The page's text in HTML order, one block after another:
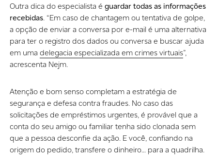
Outra dica do especialista é guardar todas as informações
recebidas. “Em caso de chantagem ou tentativa de golpe,
a opção de enviar a conversa por e-mail é uma alternativa
para ter o registro dos dados ou conversa e buscar ajuda
em uma delegacia especializada em crimes virtuais”,
acrescenta Nejm.
Atenção e bom senso completam a estratégia de
segurança e defesa contra fraudes. No caso das
solicitações de empréstimos urgentes, é provável que a
conta do seu amigo ou familiar tenha sido clonada sem
que a pessoa desconfie da ação. E você, confiando na
origem do pedido, transfere o dinheiro… para a quadrilha.